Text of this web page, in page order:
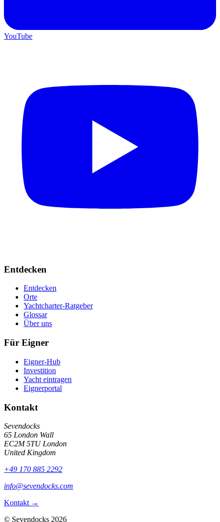
YouTube
Entdecken
Entdecken
Orte
Yachtcharter-Ratgeber
Glossar
Über uns
Für Eigner
Eigner-Hub
Investition
Yacht eintragen
Eignerportal
Kontakt
Sevendocks
65 London Wall
EC2M 5TU London
United Kingdom
+49 170 885 2292
info@sevendocks.com
Kontakt →
© Sevendocks 2026